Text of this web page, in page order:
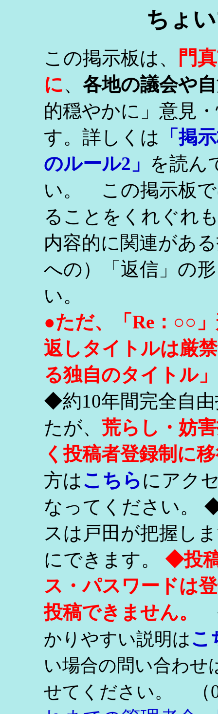
ちょ
この掲示板は、
門
に、 各地の議会や
的穏やかに」意見
す。詳しくは
「掲
のルール2」 を読ん
い。 この掲示板で
ることをくれぐれ
内容的に関連があ
への）「返信」の
い。
●ただ、「Re：○○
返しタイトルは厳
る独自のタイトル
◆約10年間完全自
たが、 荒らし・妨
く投稿者登録制に
方はこちらにアク
なってください。
スは戸田が把握し
にできます。 ◆投
ス・パスワードは
投稿できません。
かりやすい説明はこ
い場合の問い合わせ
せてください。
（